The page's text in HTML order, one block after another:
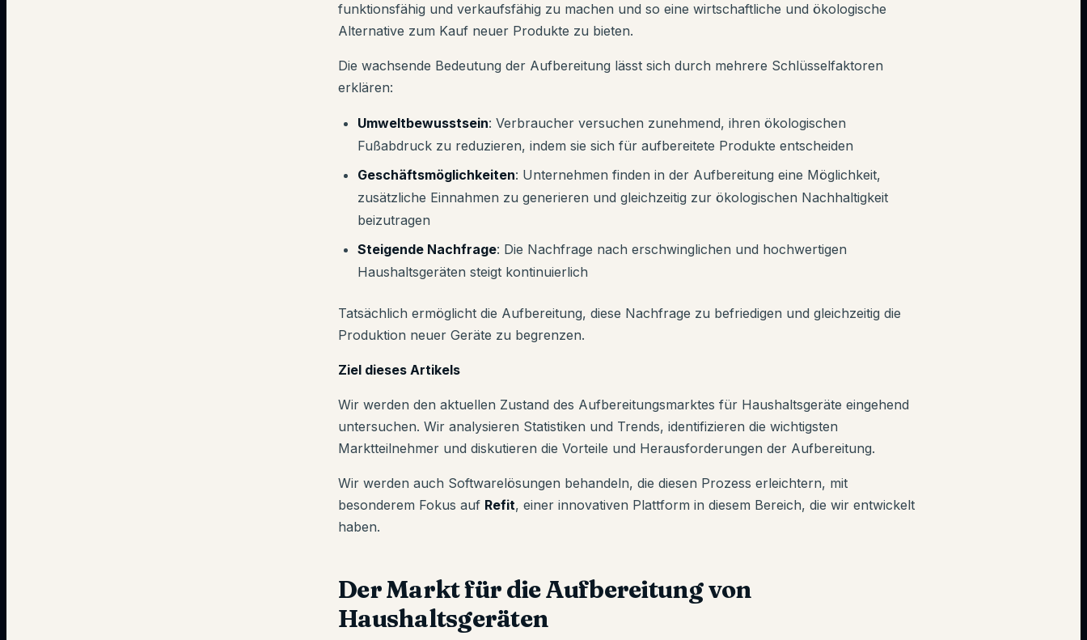
funktionsfähig und verkaufsfähig zu machen und so eine wirtschaftliche und ökologische
Alternative zum Kauf neuer Produkte zu bieten.
Die wachsende Bedeutung der Aufbereitung lässt sich durch mehrere Schlüsselfaktoren
erklären:
Umweltbewusstsein: Verbraucher versuchen zunehmend, ihren ökologischen
Fußabdruck zu reduzieren, indem sie sich für aufbereitete Produkte entscheiden
Geschäftsmöglichkeiten: Unternehmen finden in der Aufbereitung eine Möglichkeit,
zusätzliche Einnahmen zu generieren und gleichzeitig zur ökologischen Nachhaltigkeit
beizutragen
Steigende Nachfrage: Die Nachfrage nach erschwinglichen und hochwertigen
Haushaltsgeräten steigt kontinuierlich
Tatsächlich ermöglicht die Aufbereitung, diese Nachfrage zu befriedigen und gleichzeitig die
Produktion neuer Geräte zu begrenzen.
Ziel dieses Artikels
Wir werden den aktuellen Zustand des Aufbereitungsmarktes für Haushaltsgeräte eingehend
untersuchen. Wir analysieren Statistiken und Trends, identifizieren die wichtigsten
Marktteilnehmer und diskutieren die Vorteile und Herausforderungen der Aufbereitung.
Wir werden auch Softwarelösungen behandeln, die diesen Prozess erleichtern, mit
besonderem Fokus auf Refit, einer innovativen Plattform in diesem Bereich, die wir entwickelt
haben.
Der Markt für die Aufbereitung von
Haushaltsgeräten